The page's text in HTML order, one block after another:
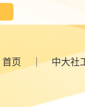
首页 中大社